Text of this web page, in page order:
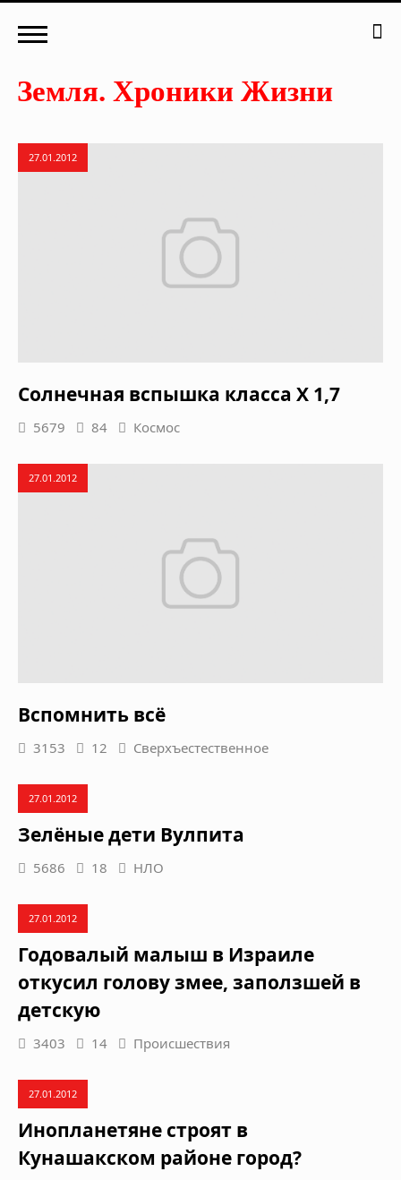
27.01.2012
Солнечная вспышка класса Х 1,7
5679 84 Космос
27.01.2012
Вспомнить всё
3153 12 Сверхъестественное
27.01.2012
Зелёные дети Вулпита
5686 18 НЛО
27.01.2012
Годовалый малыш в Израиле
откусил голову змее, заползшей в
детскую
3403 14 Происшествия
27.01.2012
Инопланетяне строят в
Кунашакском районе город?